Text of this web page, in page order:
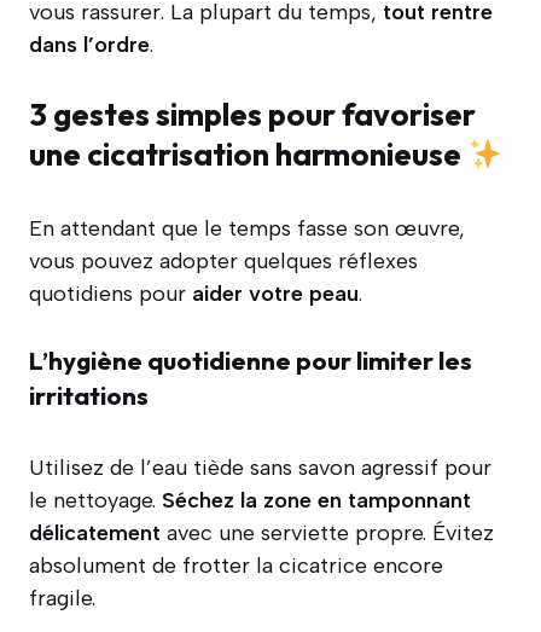
vous rassurer. La plupart du temps, tout rentre
dans l’ordre.
3 gestes simples pour favoriser
une cicatrisation harmonieuse
En attendant que le temps fasse son œuvre,
vous pouvez adopter quelques réflexes
quotidiens pour aider votre peau.
L’hygiène quotidienne pour limiter les
irritations
Utilisez de l’eau tiède sans savon agressif pour
le nettoyage. Séchez la zone en tamponnant
délicatement avec une serviette propre. Évitez
absolument de frotter la cicatrice encore
fragile.